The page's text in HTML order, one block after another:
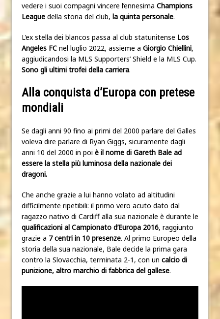
vedere i suoi compagni vincere l’ennesima Champions
League della storia del club, la quinta personale.
L’ex stella dei blancos passa al club statunitense Los
Angeles FC nel luglio 2022, assieme a Giorgio Chiellini,
aggiudicandosi la MLS Supporters’ Shield e la MLS Cup.
Sono gli ultimi trofei della carriera.
Alla conquista d’Europa con pretese
mondiali
Se dagli anni 90 fino ai primi del 2000 parlare del Galles
voleva dire parlare di Ryan Giggs, sicuramente dagli
anni 10 del 2000 in poi è il nome di Gareth Bale ad
essere la stella più luminosa della nazionale dei
dragoni.
Che anche grazie a lui hanno volato ad altitudini
difficilmente ripetibili: il primo vero acuto dato dal
ragazzo nativo di Cardiff alla sua nazionale è durante le
qualificazioni al Campionato d’Europa 2016, raggiunto
grazie a 7 centri in 10 presenze. Al primo Europeo della
storia della sua nazionale, Bale decide la prima gara
contro la Slovacchia, terminata 2-1, con un calcio di
punizione, altro marchio di fabbrica del gallese.